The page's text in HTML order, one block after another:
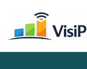
turinio